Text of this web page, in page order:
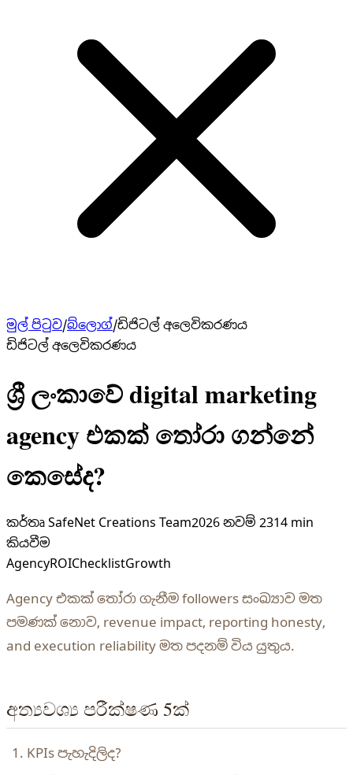
මුල් පිටුව/බ්ලොග්/ඩිජිටල් අලෙවිකරණය
ඩිජිටල් අලෙවිකරණය
ශ්‍රී ලංකාවේ digital marketing
agency එකක් තෝරා ගන්නේ
කෙසේද?
කර්තෘ SafeNet Creations Team2026 නවම් 2314 min
කියවීම
AgencyROIChecklistGrowth
Agency එකක් තෝරා ගැනීම followers සංඛ්‍යාව මත
පමණක් නොව, revenue impact, reporting honesty,
and execution reliability මත පදනම් විය යුතුය.
අත්‍යවශ්‍ය පරීක්ෂණ 5ක්
KPIs පැහැදිලිද?